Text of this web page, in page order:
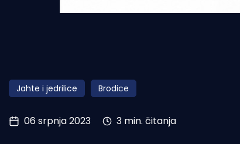
Pomorstvo
Ribolov
Jahte i jedrilice Brodice
06 srpnja 2023 3 min. čitanja